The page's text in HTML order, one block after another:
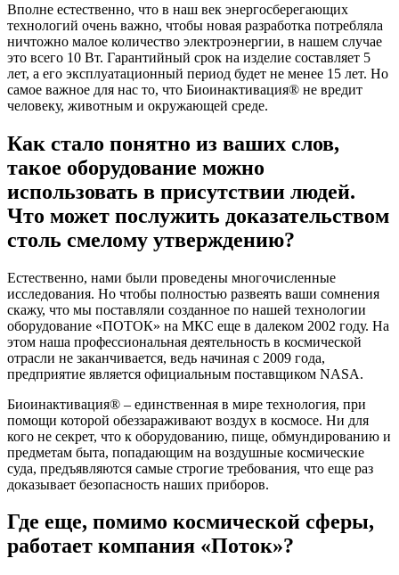
Вполне естественно, что в наш век энергосберегающих
технологий очень важно, чтобы новая разработка потребляла
ничтожно малое количество электроэнергии, в нашем случае
это всего 10 Вт. Гарантийный срок на изделие составляет 5
лет, а его эксплуатационный период будет не менее 15 лет. Но
самое важное для нас то, что Биоинактивация® не вредит
человеку, животным и окружающей среде.
Как стало понятно из ваших слов,
такое оборудование можно
использовать в присутствии людей.
Что может послужить доказательством
столь смелому утверждению?
Естественно, нами были проведены многочисленные
исследования. Но чтобы полностью развеять ваши сомнения
скажу, что мы поставляли созданное по нашей технологии
оборудование «ПОТОК» на МКС еще в далеком 2002 году. На
этом наша профессиональная деятельность в космической
отрасли не заканчивается, ведь начиная с 2009 года,
предприятие является официальным поставщиком NASA.
Биоинактивация® – единственная в мире технология, при
помощи которой обеззараживают воздух в космосе. Ни для
кого не секрет, что к оборудованию, пище, обмундированию и
предметам быта, попадающим на воздушные космические
суда, предъявляются самые строгие требования, что еще раз
доказывает безопасность наших приборов.
Где еще, помимо космической сферы,
работает компания «Поток»?